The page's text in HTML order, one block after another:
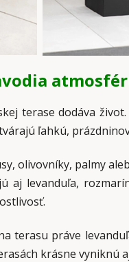
terase dodáva
ľahkú,
olivovníky, palmy
aj levanduľa,
terasu práve
krásne